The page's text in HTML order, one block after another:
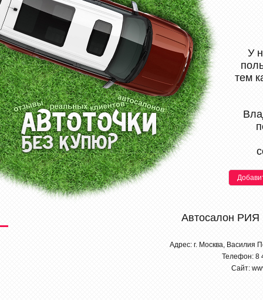
У
тем
Автосалон РИЯ
Адрес: г. Москва, Василия
Телефон: 8
Сайт: